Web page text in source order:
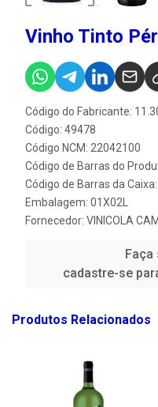
Vinho Tinto
Código do Fabricante:
Código: 49478
Código NCM: 22042100
Código de Barras do
Código de Barras da
Embalagem: 01X02L
Fornecedor: VINICOLA
cadastre-se
Produtos Relacionados